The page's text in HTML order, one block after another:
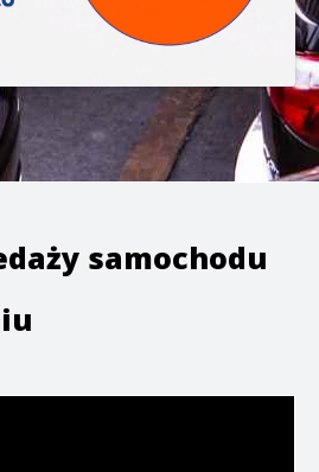
samochodu